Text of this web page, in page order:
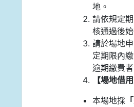
地。
請依規定
核通過後
請於場地
定期限內
逾期繳費
【場地借
本場地採